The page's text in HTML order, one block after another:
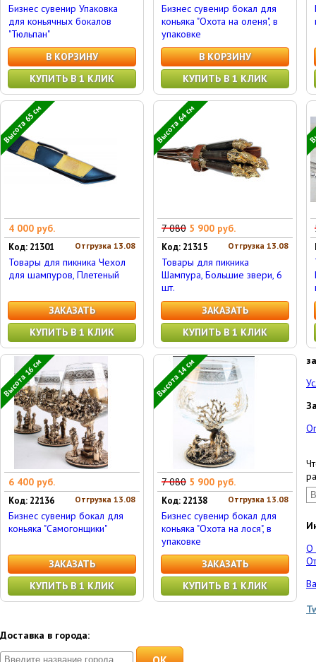
Бизнес сувенир Упаковка
для коньячных бокалов
"Тюльпан"
В КОРЗИНУ
КУПИТЬ В 1 КЛИК
Бизнес сувенир бокал для
коньяка "Охота на оленя", в
упаковке
В КОРЗИНУ
КУПИТЬ В 1 КЛИК
Высота 65 см
4 000 руб.
Отгрузка 13.08
Код: 21301
Товары для пикника Чехол
для шампуров, Плетеный
ЗАКАЗАТЬ
КУПИТЬ В 1 КЛИК
Высота 64 см
7 080 5 900 руб.
Отгрузка 13.08
Код: 21315
Товары для пикника
Шампура, Большие звери, 6
шт.
ЗАКАЗАТЬ
КУПИТЬ В 1 КЛИК
Высота 16 см
6 400 руб.
Отгрузка 13.08
Код: 22136
Бизнес сувенир бокал для
коньяка "Самогонщики"
ЗАКАЗАТЬ
КУПИТЬ В 1 КЛИК
Высота 14 см
7 080 5 900 руб.
Отгрузка 13.08
Код: 22138
Бизнес сувенир бокал для
коньяка "Охота на лося", в
упаковке
ЗАКАЗАТЬ
КУПИТЬ В 1 КЛИК
О
Доставка в города: